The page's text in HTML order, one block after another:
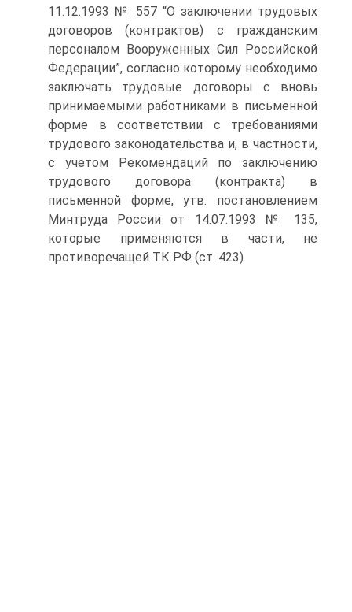
11.12.1993 № 557 “О заключении трудовых
договоров (контрактов) с гражданским
персоналом Вооруженных Сил Российской
Федерации”, согласно которому необходимо
заключать трудовые договоры с вновь
принимаемыми работниками в письменной
форме в соответствии с требованиями
трудового законодательства и, в частности,
с учетом Рекомендаций по заключению
трудового договора (контракта) в
письменной форме, утв. постановлением
Минтруда России от 14.07.1993 № 135,
которые применяются в части, не
противоречащей ТК РФ (ст. 423).